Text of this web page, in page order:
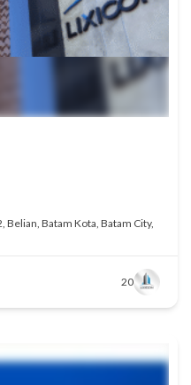
Belian, Batam Kota, Batam City,
20